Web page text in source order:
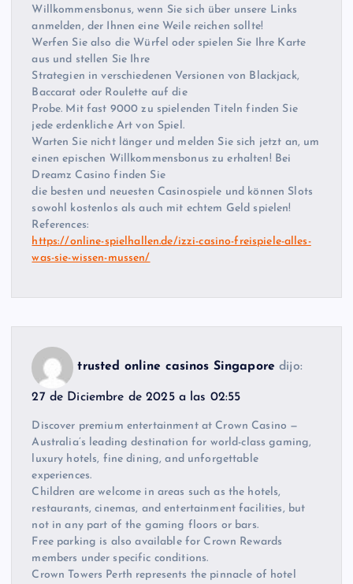
Willkommensbonus, wenn Sie sich über unsere Links
anmelden, der Ihnen eine Weile reichen sollte!
Werfen Sie also die Würfel oder spielen Sie Ihre Karte
aus und stellen Sie Ihre
Strategien in verschiedenen Versionen von Blackjack,
Baccarat oder Roulette auf die
Probe. Mit fast 9000 zu spielenden Titeln finden Sie
jede erdenkliche Art von Spiel.
Warten Sie nicht länger und melden Sie sich jetzt an, um
einen epischen Willkommensbonus zu erhalten! Bei
Dreamz Casino finden Sie
die besten und neuesten Casinospiele und können Slots
sowohl kostenlos als auch mit echtem Geld spielen!
References:
https://online-spielhallen.de/izzi-casino-freispiele-alles-
was-sie-wissen-mussen/
trusted online casinos Singapore dijo:
27 de Diciembre de 2025 a las 02:55
Discover premium entertainment at Crown Casino —
Australia’s leading destination for world-class gaming,
luxury hotels, fine dining, and unforgettable
experiences.
Children are welcome in areas such as the hotels,
restaurants, cinemas, and entertainment facilities, but
not in any part of the gaming floors or bars.
Free parking is also available for Crown Rewards
members under specific conditions.
Crown Towers Perth represents the pinnacle of hotel